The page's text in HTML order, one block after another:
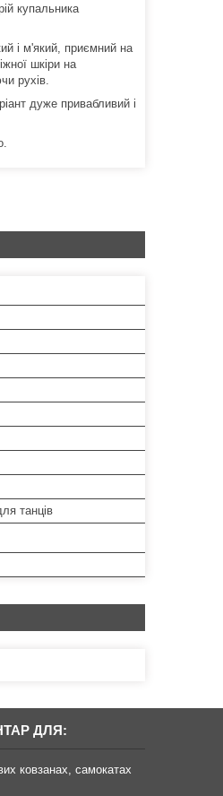
купальника
і м'який, приємний на
шкіри на
рухів.
дуже привабливий і
танців
ДЛЯ:
ковзанах, самокатах